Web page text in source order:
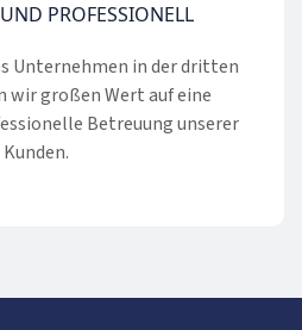
PROFESSIONELL
Unternehmen in der dritten
wir großen Wert auf eine
Betreuung unserer
Kunden.